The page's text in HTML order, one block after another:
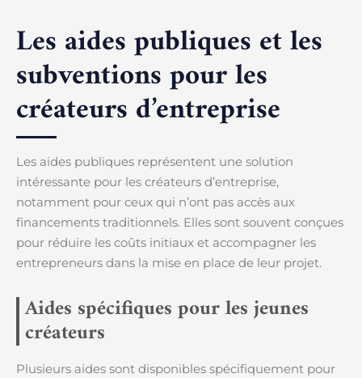
Les aides publiques et les
subventions pour les
créateurs d’entreprise
Les aides publiques représentent une solution
intéressante pour les créateurs d’entreprise,
notamment pour ceux qui n’ont pas accès aux
financements traditionnels. Elles sont souvent conçues
pour réduire les coûts initiaux et accompagner les
entrepreneurs dans la mise en place de leur projet.
Aides spécifiques pour les jeunes
créateurs
Plusieurs aides sont disponibles spécifiquement pour